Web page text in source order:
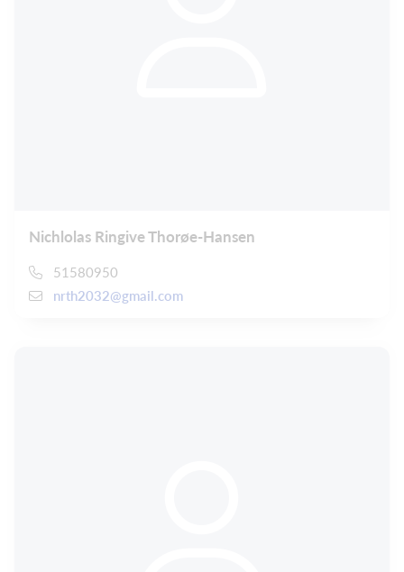
Nichlolas Ringive Thorøe-Hansen
51580950
nrth2032@gmail.com